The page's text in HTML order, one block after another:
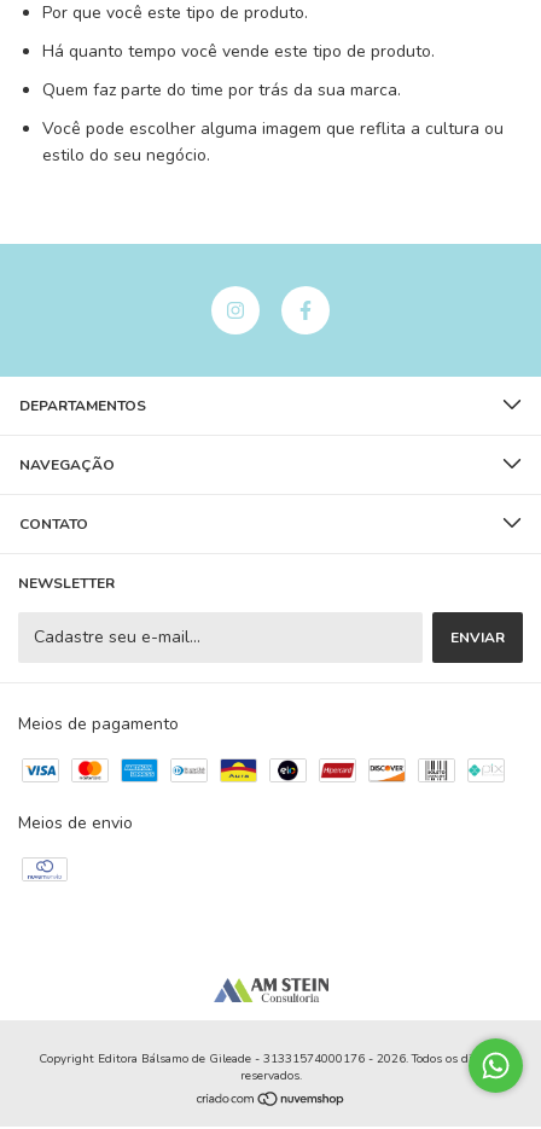
Por que você este tipo de produto.
Há quanto tempo você vende este tipo de produto.
Quem faz parte do time por trás da sua marca.
Você pode escolher alguma imagem que reflita a cultura ou
estilo do seu negócio.
DEPARTAMENTOS
NAVEGAÇÃO
CONTATO
NEWSLETTER
Meios de pagamento
Meios de envio
Copyright Editora Bálsamo de Gileade - 31331574000176 - 2026. Todos os direitos
reservados.